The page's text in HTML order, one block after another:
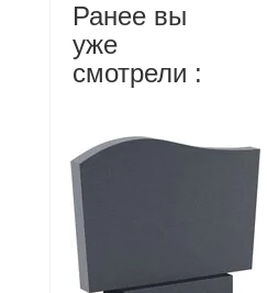
Ранее вы
уже
смотрели :